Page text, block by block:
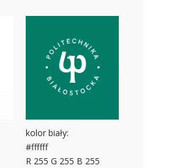
kolor biały:
#ffffff
R 255 G 255 B 255